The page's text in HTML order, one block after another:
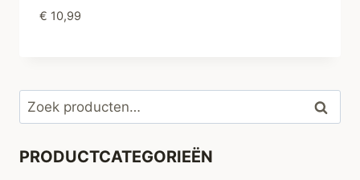
€ 10,99
Zoeken
naar:
Zoeken
PRODUCTCATEGORIEËN